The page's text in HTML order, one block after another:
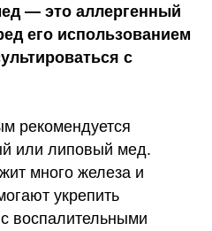
— это аллергенный
его использованием
с
рекомендуется
или липовый мед.
много железа и
укрепить
воспалительными